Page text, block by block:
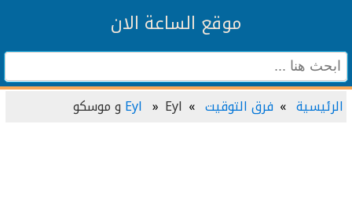
موقع الساعة الان
الرئيسية فرق التوقيت Eyl Eyl و موسكو